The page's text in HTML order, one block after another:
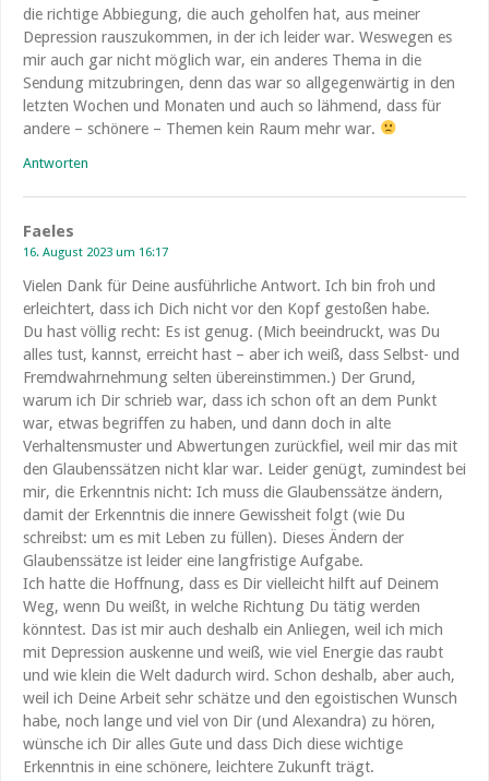
die richtige Abbiegung, die auch geholfen hat, aus meiner
Depression rauszukommen, in der ich leider war. Weswegen es
mir auch gar nicht möglich war, ein anderes Thema in die
Sendung mitzubringen, denn das war so allgegenwärtig in den
letzten Wochen und Monaten und auch so lähmend, dass für
andere – schönere – Themen kein Raum mehr war.
Antworten
Faeles
16. August 2023 um 16:17
Vielen Dank für Deine ausführliche Antwort. Ich bin froh und
erleichtert, dass ich Dich nicht vor den Kopf gestoßen habe.
Du hast völlig recht: Es ist genug. (Mich beeindruckt, was Du
alles tust, kannst, erreicht hast – aber ich weiß, dass Selbst- und
Fremdwahrnehmung selten übereinstimmen.) Der Grund,
warum ich Dir schrieb war, dass ich schon oft an dem Punkt
war, etwas begriffen zu haben, und dann doch in alte
Verhaltensmuster und Abwertungen zurückfiel, weil mir das mit
den Glaubenssätzen nicht klar war. Leider genügt, zumindest bei
mir, die Erkenntnis nicht: Ich muss die Glaubenssätze ändern,
damit der Erkenntnis die innere Gewissheit folgt (wie Du
schreibst: um es mit Leben zu füllen). Dieses Ändern der
Glaubenssätze ist leider eine langfristige Aufgabe.
Ich hatte die Hoffnung, dass es Dir vielleicht hilft auf Deinem
Weg, wenn Du weißt, in welche Richtung Du tätig werden
könntest. Das ist mir auch deshalb ein Anliegen, weil ich mich
mit Depression auskenne und weiß, wie viel Energie das raubt
und wie klein die Welt dadurch wird. Schon deshalb, aber auch,
weil ich Deine Arbeit sehr schätze und den egoistischen Wunsch
habe, noch lange und viel von Dir (und Alexandra) zu hören,
wünsche ich Dir alles Gute und dass Dich diese wichtige
Erkenntnis in eine schönere, leichtere Zukunft trägt.